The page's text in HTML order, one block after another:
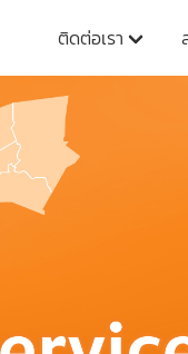
ติดต่อเรา